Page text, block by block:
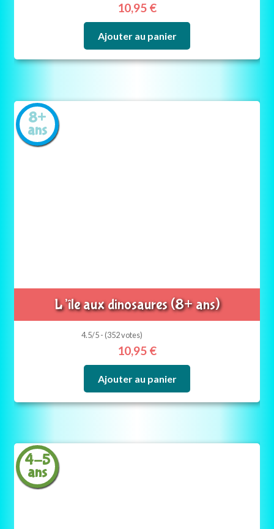
10,95 €
Ajouter au panier
8+
ans
L’île aux dinosaures (8+ ans)
4.5/5 - (352 votes)
10,95 €
Ajouter au panier
4-5
ans